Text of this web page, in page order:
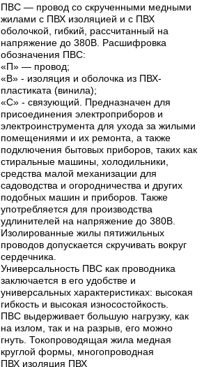
ПВС — провод со скрученными медными
жилами с ПВХ изоляцией и с ПВХ
оболочкой, гибкий, рассчитанный на
напряжение до 380В. Расшифровка
обозначения ПВС:
«П» — провод;
«В» - изоляция и оболочка из ПВХ-
пластиката (винила);
«С» - связующий. Предназначен для
присоединения электроприборов и
электроинструмента для ухода за жилыми
помещениями и их ремонта, а также
подключения бытовых приборов, таких как
стиральные машины, холодильники,
средства малой механизации для
садоводства и огородничества и других
подобных машин и приборов. Также
употребляется для производства
удлинителей на напряжение до 380В.
Изолированные жилы пятижильных
проводов допускается скручивать вокруг
сердечника.
Универсальность ПВС как проводника
заключается в его удобстве и
универсальных характеристиках: высокая
гибкость и высокая износостойкость.
ПВС выдерживает большую нагрузку, как
на излом, так и на разрыв, его можно
гнуть. Токопроводящая жила медная
круглой формы, многопроводная
ПВХ изоляция ПВХ